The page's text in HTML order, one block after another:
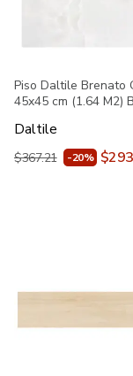
Piso Daltile Brenato
45x45 cm (1.64 M2)
Daltile
$367.21 -20%